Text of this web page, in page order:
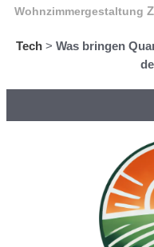
Wohnzimmergestaltung
Tech> Was bringen